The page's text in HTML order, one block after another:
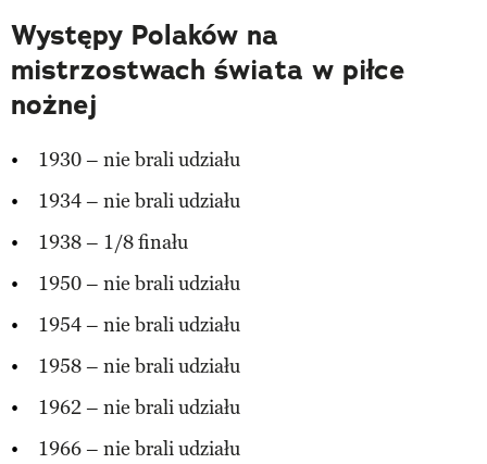
Występy Polaków na
mistrzostwach świata w piłce
nożnej
1930 – nie brali udziału
1934 – nie brali udziału
1938 – 1/8 finału
1950 – nie brali udziału
1954 – nie brali udziału
1958 – nie brali udziału
1962 – nie brali udziału
1966 – nie brali udziału